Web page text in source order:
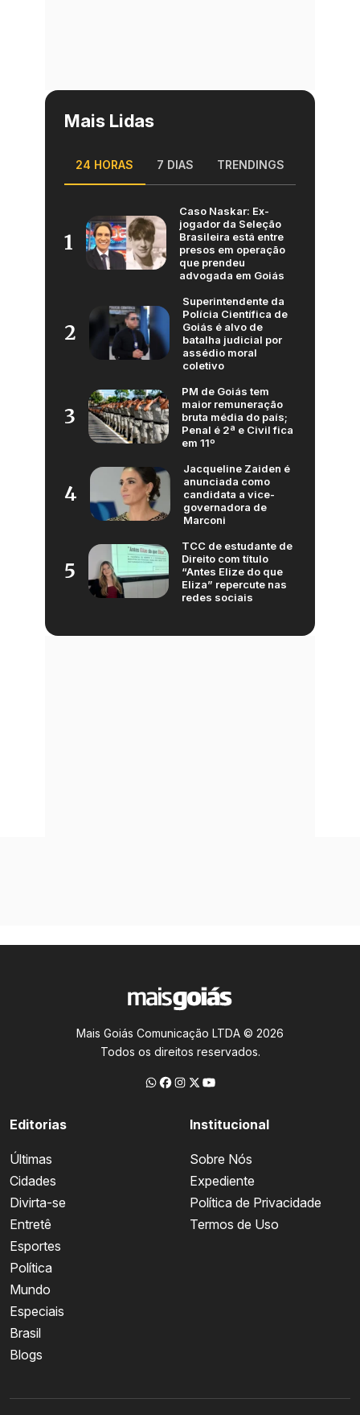
Mais Lidas
24 HORAS 7 DIAS TRENDINGS
1
Caso Naskar: Ex-
jogador da Seleção
Brasileira está entre
presos em operação
que prendeu
advogada em Goiás
2
Superintendente da
Polícia Científica de
Goiás é alvo de
batalha judicial por
assédio moral
coletivo
3
PM de Goiás tem
maior remuneração
bruta média do país;
Penal é 2ª e Civil fica
em 11º
4
Jacqueline Zaiden é
anunciada como
candidata a vice-
governadora de
Marconi
5
TCC de estudante de
Direito com título
“Antes Elize do que
Eliza” repercute nas
redes sociais
Mais Goiás Comunicação LTDA © 2026
Todos os direitos reservados.
Editorias
Últimas
Cidades
Divirta-se
Entretê
Esportes
Política
Mundo
Especiais
Brasil
Blogs
Institucional
Sobre Nós
Expediente
Política de Privacidade
Termos de Uso